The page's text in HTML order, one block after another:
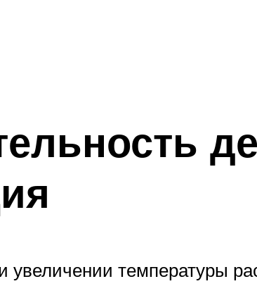
увеличении температуры